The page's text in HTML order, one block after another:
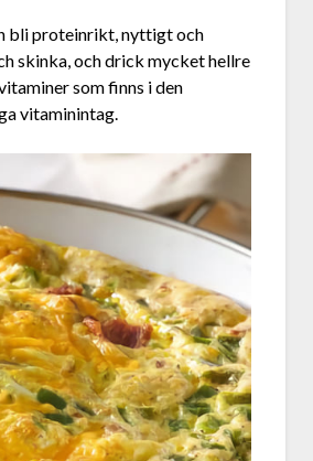
bli proteinrikt, nyttigt och
skinka, och drick mycket hellre
som finns i den
vitaminintag.